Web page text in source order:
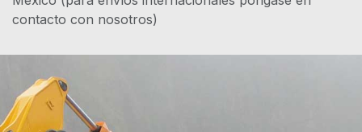
contacto con nosotros)